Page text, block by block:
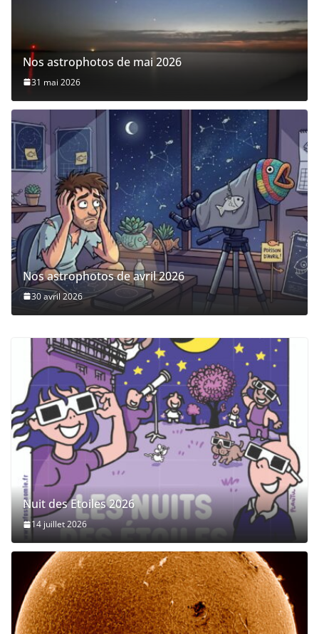
Nos astrophotos de mai 2026
31 mai 2026
Nos astrophotos de avril 2026
30 avril 2026
Nuit des Etoiles 2026
14 juillet 2026